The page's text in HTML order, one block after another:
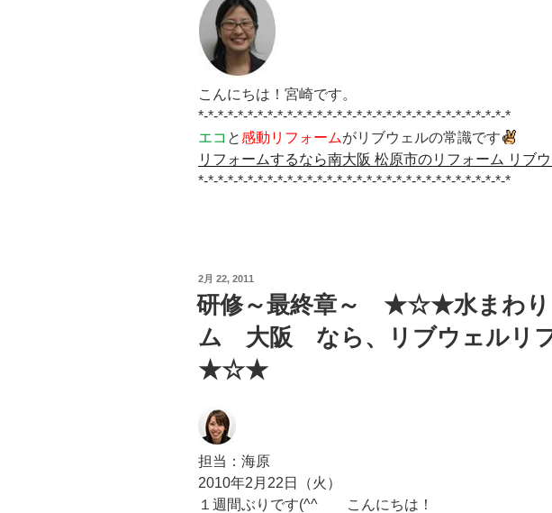
こんにちは！宮崎です。
*-*-*-*-*-*-*-*-*-*-*-*-*-*-*-*-*-*-*-*-*-*-*-*-*-*-*-*-*-*-*-*
エコ と感動リフォームがリブウェルの常識です
リフォームするなら南大阪 松原市のリフォーム リブ
*-*-*-*-*-*-*-*-*-*-*-*-*-*-*-*-*-*-*-*-*-*-*-*-*-*-*-*-*-*-*-*
投
稿
日:
2月 22, 2011
研修～最終章～ ★☆★水まわ
ム 大阪 なら、リブウェルリ
★☆★
担当：海原
2010年2月22日（火）
１週間ぶりです(^^ゞ こんにちは！